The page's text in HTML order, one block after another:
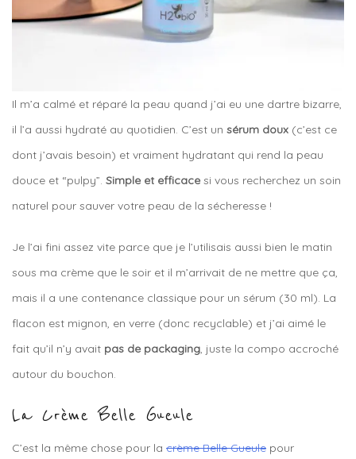
Il m’a calmé et réparé la peau quand j’ai eu une dartre bizarre,
il l’a aussi hydraté au quotidien. C’est un sérum doux (c’est ce
dont j’avais besoin) et vraiment hydratant qui rend la peau
douce et “pulpy”. Simple et efficace si vous recherchez un soin
naturel pour sauver votre peau de la sécheresse !
Je l’ai fini assez vite parce que je l’utilisais aussi bien le matin
sous ma crème que le soir et il m’arrivait de ne mettre que ça,
mais il a une contenance classique pour un sérum (30 ml). La
flacon est mignon, en verre (donc recyclable) et j’ai aimé le
fait qu’il n’y avait pas de packaging, juste la compo accroché
autour du bouchon.
La Crème Belle Gueule
C’est la même chose pour la crème Belle Gueule pour